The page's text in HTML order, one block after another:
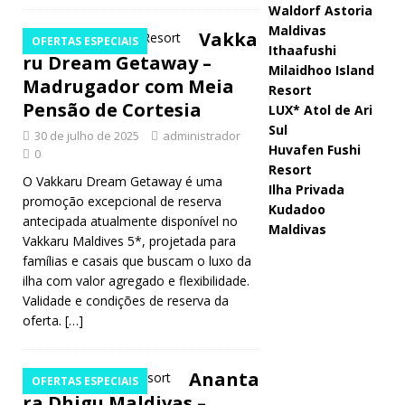
OFERTAS ESPECIAIS
Vakka
ru Dream Getaway –
Madrugador com Meia
Pensão de Cortesia
30 de julho de 2025
administrador
0
O Vakkaru Dream Getaway é uma
promoção excepcional de reserva
antecipada atualmente disponível no
Vakkaru Maldives 5*, projetada para
famílias e casais que buscam o luxo da
ilha com valor agregado e flexibilidade.
Validade e condições de reserva da
oferta. […]
OFERTAS ESPECIAIS
Ananta
Waldorf Astoria
Maldivas
Ithaafushi
Milaidhoo Island
Resort
LUX* Atol de Ari
Sul
Huvafen Fushi
Resort
Ilha Privada
Kudadoo
Maldivas